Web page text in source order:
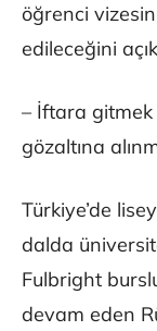
öğrenci
edileceğini
– İftara gitmek
gözaltına
Türkiye’de
dalda
Fulbright
devam eden